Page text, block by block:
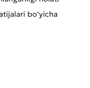
bo‘yicha